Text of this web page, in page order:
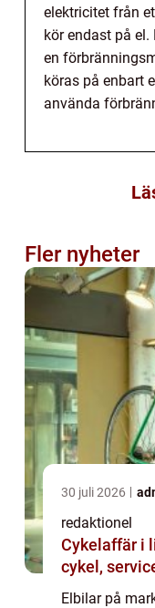
elektricitet från
kör endast på el.
en
köras på enbart
använda
Fler nyheter
30 juli 2026
redaktionel
Cykelaffär i linköping
cykel,
Elbilar på